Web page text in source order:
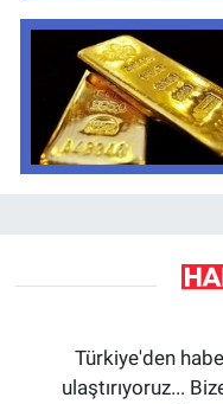
Türkiye'den
ulaştırıyoruz...